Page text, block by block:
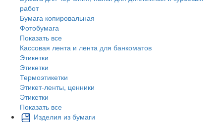
работ
Бумага копировальная
Фотобумага
Показать все
Кассовая лента и лента для банкоматов
Этикетки
Этикетки
Термоэтикетки
Этикет-ленты, ценники
Этикетки
Показать все
Изделия из бумаги